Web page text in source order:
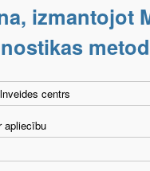
izmantojot
centrs
apliecību